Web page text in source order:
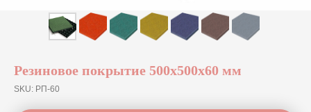
Резиновое покрытие 500х500х60 мм
SKU: РП-60